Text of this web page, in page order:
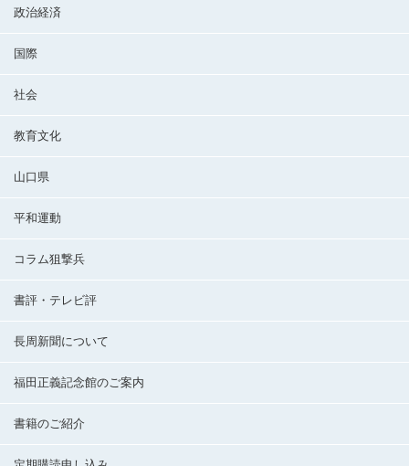
政治経済
国際
社会
教育文化
山口県
平和運動
コラム狙撃兵
書評・テレビ評
長周新聞について
福田正義記念館のご案内
書籍のご紹介